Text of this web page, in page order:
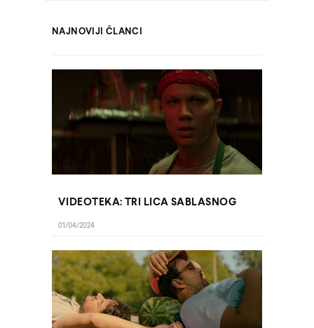
NAJNOVIJI ČLANCI
VIDEOTEKA: TRI LICA SABLASNOG
01/04/2024